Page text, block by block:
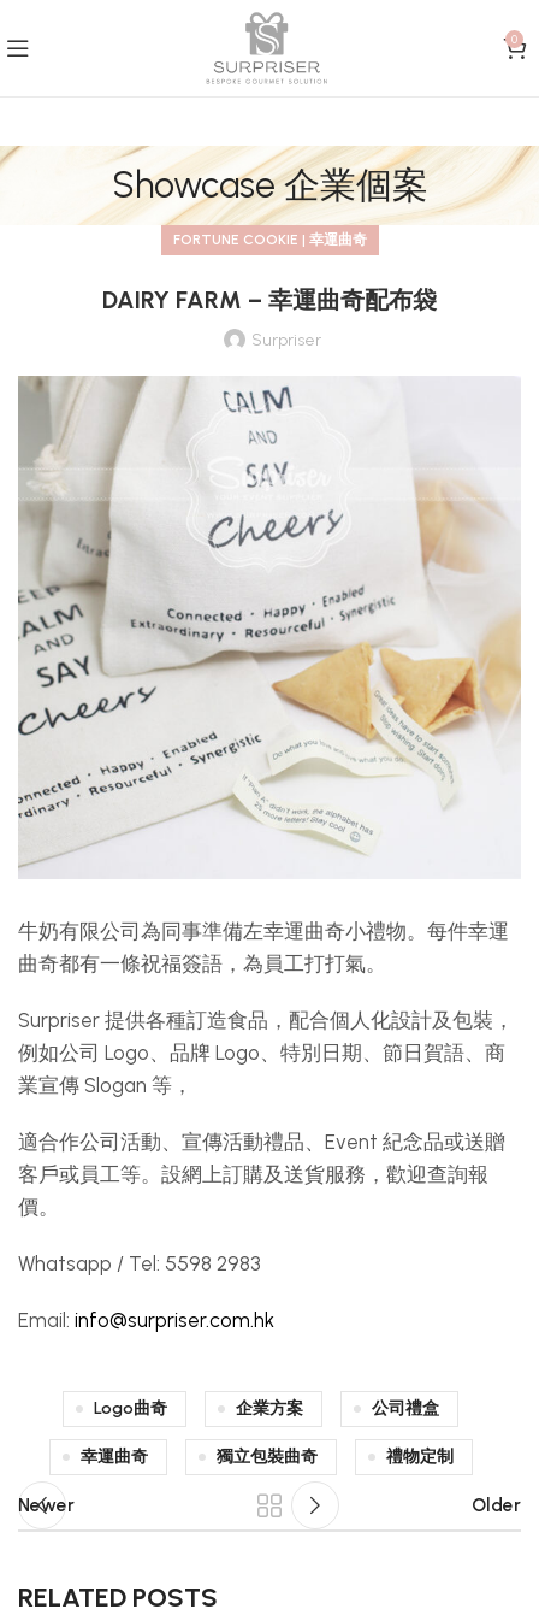
0
Showcase 企業個案
FORTUNE COOKIE | 幸運曲奇
DAIRY FARM – 幸運曲奇配布袋
Surpriser
牛奶有限公司為同事準備左幸運曲奇小禮物。每件幸運
曲奇都有一條祝福簽語，為員工打打氣。
Surpriser 提供各種訂造食品，配合個人化設計及包裝，
例如公司 Logo、品牌 Logo、特別日期、節日賀語、商
業宣傳 Slogan 等，
適合作公司活動、宣傳活動禮品、Event 紀念品或送贈
客戶或員工等。設網上訂購及送貨服務，歡迎查詢報
價。
Whatsapp / Tel: 5598 2983
Email: info@surpriser.com.hk
Logo曲奇 企業方案 公司禮盒
幸運曲奇 獨立包裝曲奇 禮物定制
Newer Older
RELATED POSTS